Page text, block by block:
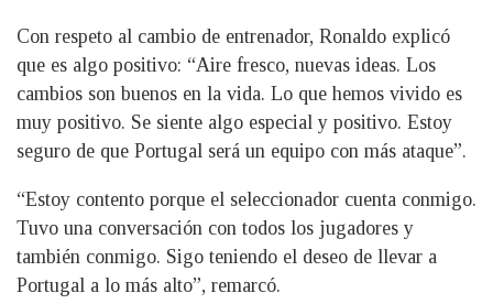
Con respeto al cambio de entrenador, Ronaldo explicó
que es algo positivo: “Aire fresco, nuevas ideas. Los
cambios son buenos en la vida. Lo que hemos vivido es
muy positivo. Se siente algo especial y positivo. Estoy
seguro de que Portugal será un equipo con más ataque”.
“Estoy contento porque el seleccionador cuenta conmigo.
Tuvo una conversación con todos los jugadores y
también conmigo. Sigo teniendo el deseo de llevar a
Portugal a lo más alto”, remarcó.